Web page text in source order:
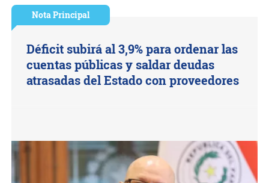
Nota Principal
Déficit subirá al 3,9% para ordenar las
cuentas públicas y saldar deudas
atrasadas del Estado con proveedores